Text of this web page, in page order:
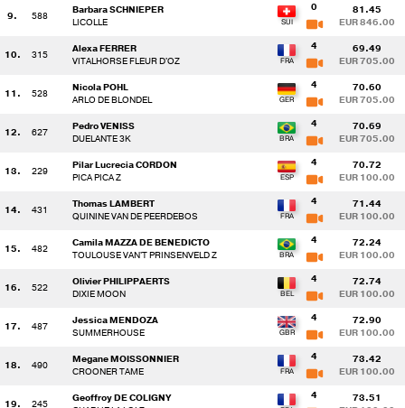
9. 588
Barbara SCHNIEPER
LICOLLE
0 81.45
EUR 846.00
10. 315
Alexa FERRER
VITALHORSE FLEUR D'OZ
4 69.49
EUR 705.00
11. 528
Nicola POHL
ARLO DE BLONDEL
4 70.60
EUR 705.00
12. 627
Pedro VENISS
DUELANTE 3K
4 70.69
EUR 705.00
13. 229
Pilar Lucrecia CORDON
PICA PICA Z
4 70.72
EUR 100.00
14. 431
Thomas LAMBERT
QUININE VAN DE PEERDEBOS
4 71.44
EUR 100.00
15. 482
Camila MAZZA DE BENEDICTO
TOULOUSE VAN'T PRINSENVELD Z
4 72.24
EUR 100.00
16. 522
Olivier PHILIPPAERTS
DIXIE MOON
4 72.74
EUR 100.00
17. 487
Jessica MENDOZA
SUMMERHOUSE
4 72.90
EUR 100.00
18. 490
Megane MOISSONNIER
CROONER TAME
4 73.42
EUR 100.00
19. 245
Geoffroy DE COLIGNY
4 73.51